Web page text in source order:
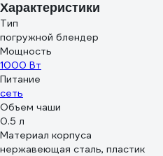
Характеристики
Тип
погружной блендер
Мощность
1000 Вт
Питание
сеть
Объем чаши
0.5 л
Материал корпуса
нержавеющая сталь, пластик